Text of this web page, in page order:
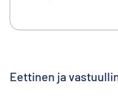
Eettinen ja